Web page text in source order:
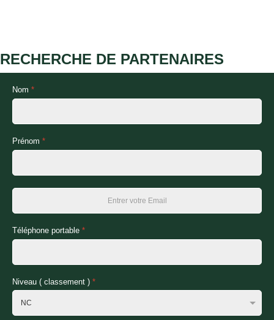
RECHERCHE DE PARTENAIRES
Nom *
Prénom *
Téléphone portable *
Niveau ( classement ) *